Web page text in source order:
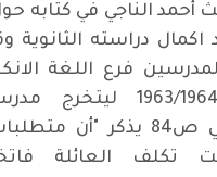
أحمد الناجي في كتابه
دراسته الثانوية
فرع اللغة
بغداد عام 1963/1964
الانكليزية, ففي ص84 يذكر
تكلف العائلة